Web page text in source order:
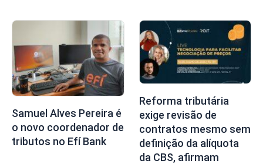
Samuel Alves Pereira é
o novo coordenador de
tributos no Efí Bank
Reforma tributária
exige revisão de
contratos mesmo sem
definição da alíquota
da CBS, afirmam